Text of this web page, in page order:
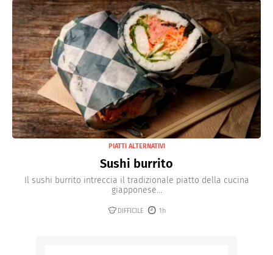
PIATTI ALTERNATIVI
Sushi burrito
Il sushi burrito intreccia il tradizionale piatto della cucina
giapponese...
DIFFICILE 1h